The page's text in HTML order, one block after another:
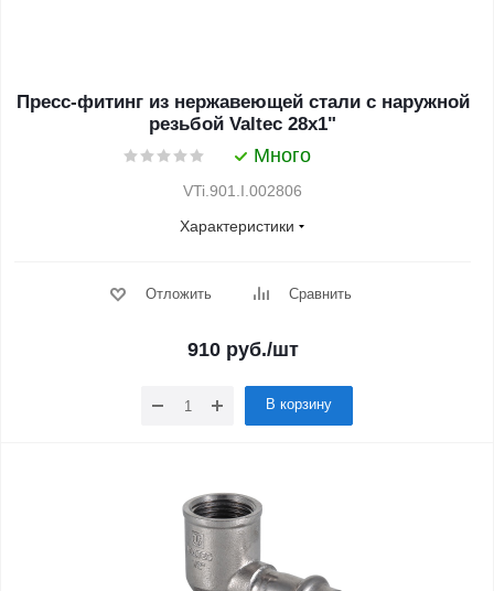
Пресс-фитинг из нержавеющей стали с наружной
резьбой Valtec 28х1"
Много
VTi.901.I.002806
Характеристики
Отложить Сравнить
910 руб./шт
В корзину